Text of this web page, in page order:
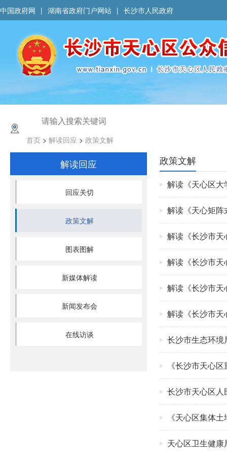
中国政府网 | 湖南省政府门户网站 | 长沙市人民政府
首页 > 解读回应 > 政策文解
解读回应
回应关切
政策文解
图表图解
新媒体解读
新闻发布会
在线访谈
政策文解
解读《天心区
解读《天心矩
解读《长沙市
解读《长沙市
解读《长沙市
解读《长沙市
长沙市生态环
《长沙市天心
长沙市天心区
《天心区集体
天心区卫生健